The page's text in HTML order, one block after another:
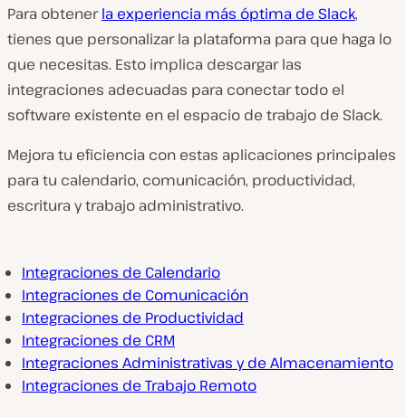
Para obtenerla experiencia más óptima de Slack,
tienes que personalizar la plataforma para que haga lo
que necesitas. Esto implica descargar las
integraciones adecuadas para conectar todo el
software existente en el espacio de trabajo de Slack.
Mejora tu eficiencia con estas aplicaciones principales
para tu calendario, comunicación, productividad,
escritura y trabajo administrativo.
Integraciones de Calendario
Integraciones de Comunicación
Integraciones de Productividad
Integraciones de CRM
Integraciones Administrativas y de Almacenamiento
Integraciones de Trabajo Remoto